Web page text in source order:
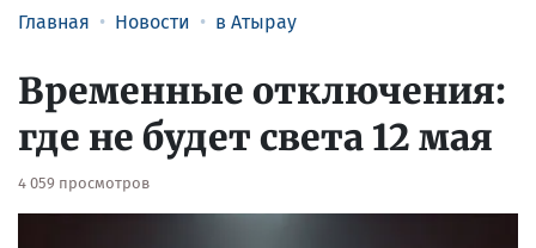
Главная Новости в Атырау
Временные отключения:
где не будет света 12 мая
4 059 просмотров